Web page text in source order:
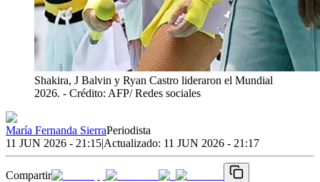
Shakira, J Balvin y Ryan Castro lideraron el Mundial
2026. - Crédito: AFP/ Redes sociales
María Fernanda SierraPeriodista
11 JUN 2026 - 21:15|Actualizado: 11 JUN 2026 - 21:17
Compartir